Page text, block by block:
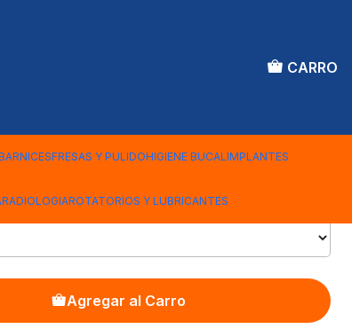
CARRO
FRESAS Y PULIDOHIGIENE BUCALIMPLANTES
RADIOLOGIAROTATORIOS Y LUBRICANTES
Agregar al Carro